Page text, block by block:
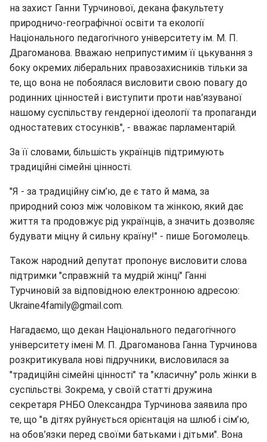
на захист Ганни Турчинової, декана факультету
природничо-географічної освіти та екології
Національного педагогічного університету ім. М. П.
Драгоманова. Вважаю неприпустимим її цькування з
боку окремих ліберальних правозахисників тільки за
те, що вона не побоялася висловити свою повагу до
родинних цінностей і виступити проти нав’язуваної
нашому суспільству гендерної ідеології та пропаганди
одностатевих стосунків", - вважає парламентарій.
За її словами, більшість українців підтримують
традиційні сімейні цінності.
"Я - за традиційну сім’ю, де є тато й мама, за
природний союз між чоловіком та жінкою, який дає
життя та продовжує рід українців, а значить дозволяє
будувати міцну й сильну країну!" - пише Богомолець.
Також народний депутат пропонує висловити слова
підтримки "справжній та мудрій жінці" Ганні
Турчиновій за відповідною електронною адресою:
Ukraine4family@gmail.com.
Нагадаємо, що декан Національного педагогічного
університету імені М. П. Драгоманова Ганна Турчинова
розкритикувала нові підручники, висловилася за
"традиційні сімейні цінності" та "класичну" роль жінки в
суспільстві. Зокрема, у своїй статті дружина
секретаря РНБО Олександра Турчинова заявила про
те, що "в дітях руйнується орієнтація на шлюб і сім’ю,
на обов’язки перед своїми батьками і дітьми". Вона